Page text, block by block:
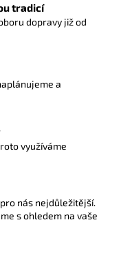
tradicí
dopravy již od
a
využíváme
nás nejdůležitější.
s ohledem na vaše